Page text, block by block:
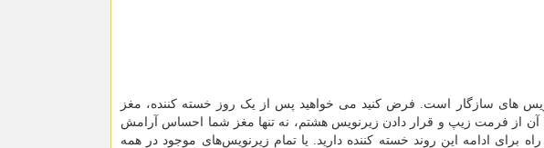
های سازگار است. فرض کنید می خواهید پس از یک روز خسته کننده، مغز
آن از فرمت زیپ و قرار دادن زیرنویس هشتم، نه تنها مغز شما احساس آرامش
ادامه این روند خسته کننده دارید. یا تمام زیرنویس‌های موجود در همه